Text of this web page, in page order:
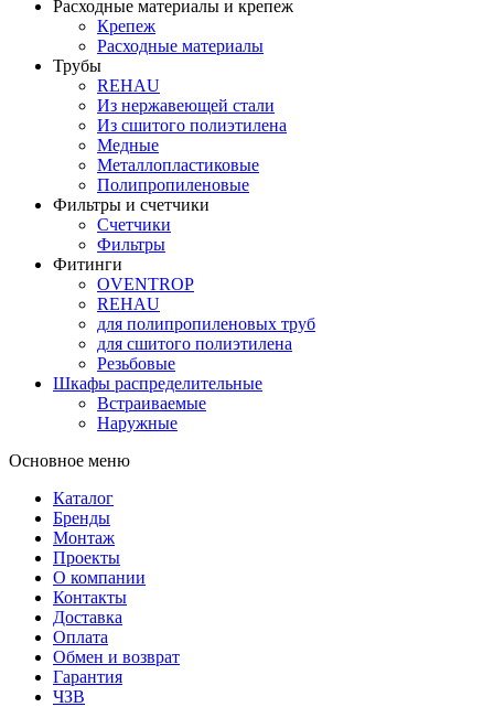
Расходные материалы и крепеж
Крепеж
Расходные материалы
Трубы
REHAU
Из нержавеющей стали
Из сшитого полиэтилена
Медные
Металлопластиковые
Полипропиленовые
Фильтры и счетчики
Счетчики
Фильтры
Фитинги
OVENTROP
REHAU
для полипропиленовых труб
для сшитого полиэтилена
Резьбовые
Шкафы распределительные
Встраиваемые
Наружные
Основное меню
Каталог
Бренды
Монтаж
Проекты
О компании
Контакты
Доставка
Оплата
Обмен и возврат
Гарантия
ЧЗВ